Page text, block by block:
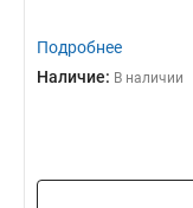
Подробнее
Наличие: В наличии